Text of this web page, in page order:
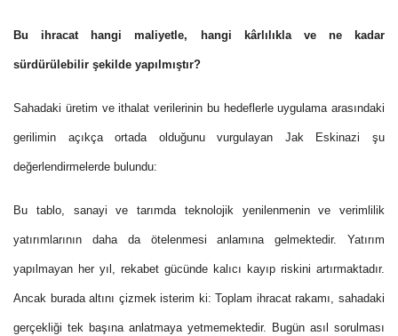
Bu ihracat hangi maliyetle, hangi kârlılıkla ve ne kadar
sürdürülebilir şekilde yapılmıştır?
Sahadaki üretim ve ithalat verilerinin bu hedeflerle uygulama arasındaki
gerilimin açıkça ortada olduğunu vurgulayan Jak Eskinazi şu
değerlendirmelerde bulundu:
Bu tablo, sanayi ve tarımda teknolojik yenilenmenin ve verimlilik
yatırımlarının daha da ötelenmesi anlamına gelmektedir. Yatırım
yapılmayan her yıl, rekabet gücünde kalıcı kayıp riskini artırmaktadır.
Ancak burada altını çizmek isterim ki: Toplam ihracat rakamı, sahadaki
gerçekliği tek başına anlatmaya yetmemektedir. Bugün asıl sorulması